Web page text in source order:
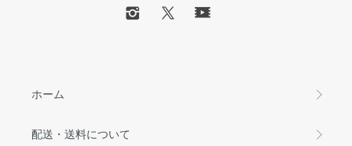
ホーム
配送・送料について